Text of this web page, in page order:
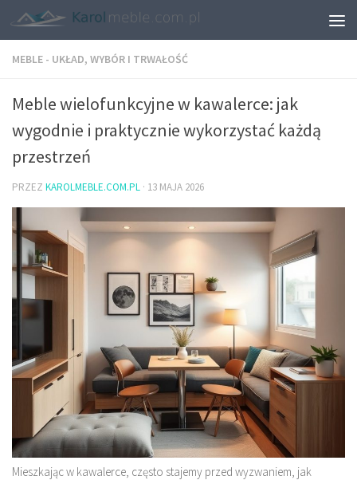
MEBLE - UKŁAD, WYBÓR I TRWAŁOŚĆ
Meble wielofunkcyjne w kawalerce: jak
wygodnie i praktycznie wykorzystać każdą
przestrzeń
PRZEZ KAROLMEBLE.COM.PL · 13 MAJA 2026
Mieszkając w kawalerce, często stajemy przed wyzwaniem, jak